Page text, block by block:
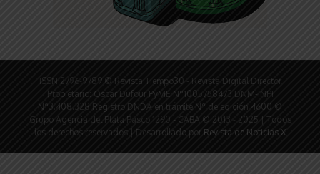
ISSN 2796-9789 © Revista Tiempo30 - Revista Digital Director
Propietario: Oscar Dufour PyME N°1005758473 DNM-INPI
N°3.408.328 Registro DNDA en trámite N° de edición 4600 ©
Grupo Agencia del Plata Pasco 1290 - CABA © 2013 - 2025 | Todos
los derechos reservados | Desarrollado por Revista de Noticias X